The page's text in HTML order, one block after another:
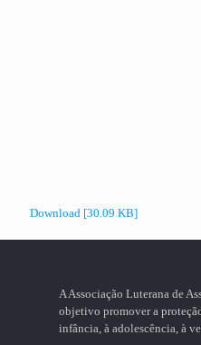
Download [30.09 KB]
A Associação Luterana de
objetivo promover a
infância, à adolescência, à